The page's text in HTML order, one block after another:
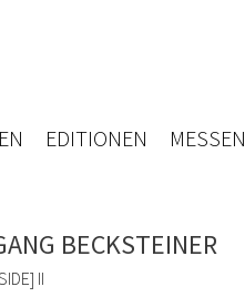
EDITIONEN MESSEN
BECKSTEINER
II